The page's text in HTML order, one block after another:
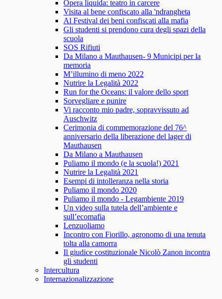
Opera liquida: teatro in carcere
Visita al bene confiscato alla 'ndrangheta
Al Festival dei beni confiscati alla mafia
Gli studenti si prendono cura degli spazi della
scuola
SOS Rifiuti
Da Milano a Mauthausen- 9 Municipi per la
memoria
M’illumino di meno 2022
Nutrire la Legalità 2022
Run for the Oceans: il valore dello sport
Sorvegliare e punire
Vi racconto mio padre, sopravvissuto ad
Auschwitz
Cerimonia di commemorazione del 76^
anniversario della liberazione del lager di
Mauthausen
Da Milano a Mauthausen
Puliamo il mondo (e la scuola!) 2021
Nutrire la Legalità 2021
Esempi di intolleranza nella storia
Puliamo il mondo 2020
Puliamo il mondo - Legambiente 2019
Un video sulla tutela dell’ambiente e
sull’ecomafia
Lenzuoliamo
Incontro con Fiorillo, agronomo di una tenuta
tolta alla camorra
Il giudice costituzionale Nicolò Zanon incontra
gli studenti
Intercultura
Internazionalizzazione